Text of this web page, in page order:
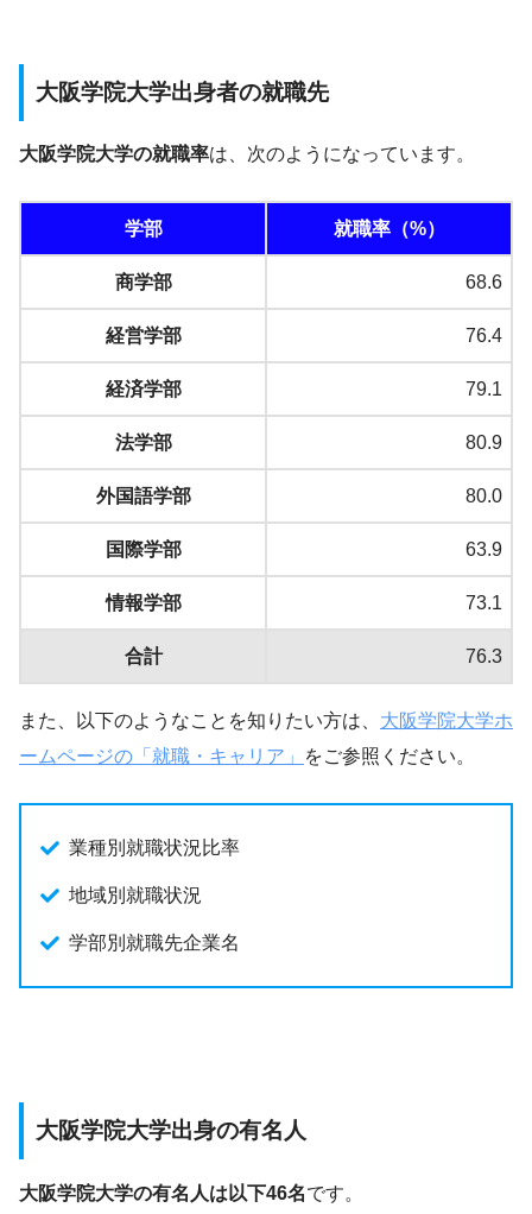
大阪学院大学出身者の就職先
大阪学院大学の就職率は、次のようになっています。
学部 就職率（%）
商学部 68.6
経営学部 76.4
経済学部 79.1
法学部 80.9
外国語学部 80.0
国際学部 63.9
情報学部 73.1
合計 76.3
また、以下のようなことを知りたい方は、 大阪学院大学ホ
ームページの「就職・キャリア」
をご参照ください。
業種別就職状況比率
地域別就職状況
学部別就職先企業名
大阪学院大学出身の有名人
大阪学院大学の有名人は以下46名です。